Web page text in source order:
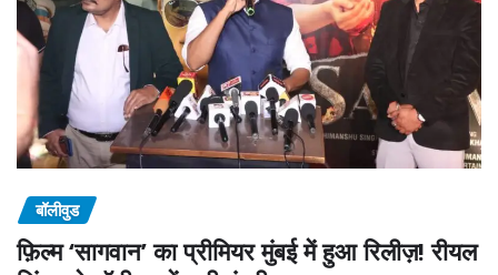
बॉलीवुड
फ़िल्म ‘सागवान’ का प्रीमियर मुंबई में हुआ रिलीज़! रीयल